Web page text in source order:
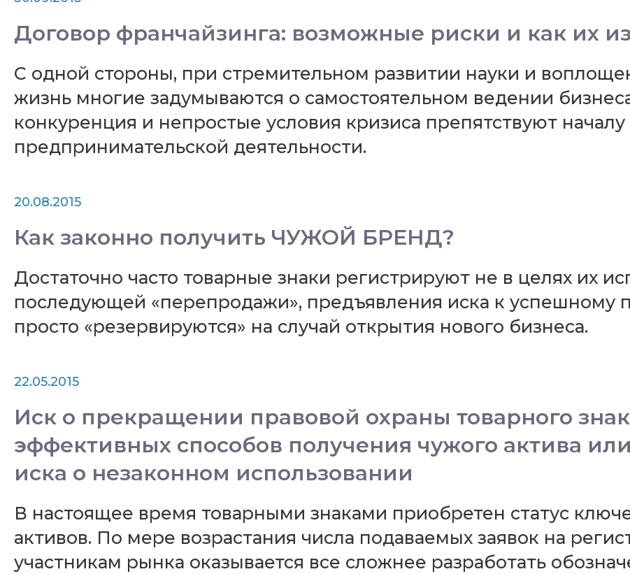
Договор франчайзинга: возможные риски и как их
С одной стороны, при стремительном развитии науки и
жизнь многие задумываются о самостоятельном ведении
конкуренция и непростые условия кризиса препятствуют
предпринимательской деятельности.
20.08.2015
Как законно получить ЧУЖОЙ БРЕНД?
Достаточно часто товарные знаки регистрируют не в целях их
последующей «перепродажи», предъявления иска к успешному
просто «резервируются» на случай открытия нового бизнеса.
22.05.2015
Иск о прекращении правовой охраны товарного
эффективных способов получения чужого актива
иска о незаконном использовании
В настоящее время товарными знаками приобретен статус
активов. По мере возрастания числа подаваемых заявок на
участникам рынка оказывается все сложнее разработать